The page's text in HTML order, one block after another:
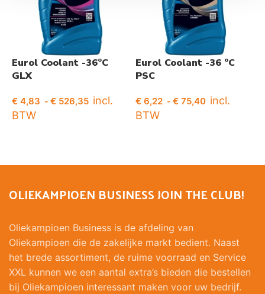
Eurol Coolant -36°C
GLX
€ 4,83 - € 526,35 incl.
BTW
Eurol Coolant -36 °C
PSC
€ 6,22 - € 75,40 incl.
BTW
OLIEKAMPIOEN BUSINESS JOIN THE CLUB!
Oliekampioen Business is de afdeling van
Oliekampioen die de zakelijke markt bedient. Naast
het brede assortiment, de ruime voorraad en Service
XXL kunnen we een aantal extra’s bieden die bestellen
bij Oliekampioen interessant maken voor uw bedrijf.